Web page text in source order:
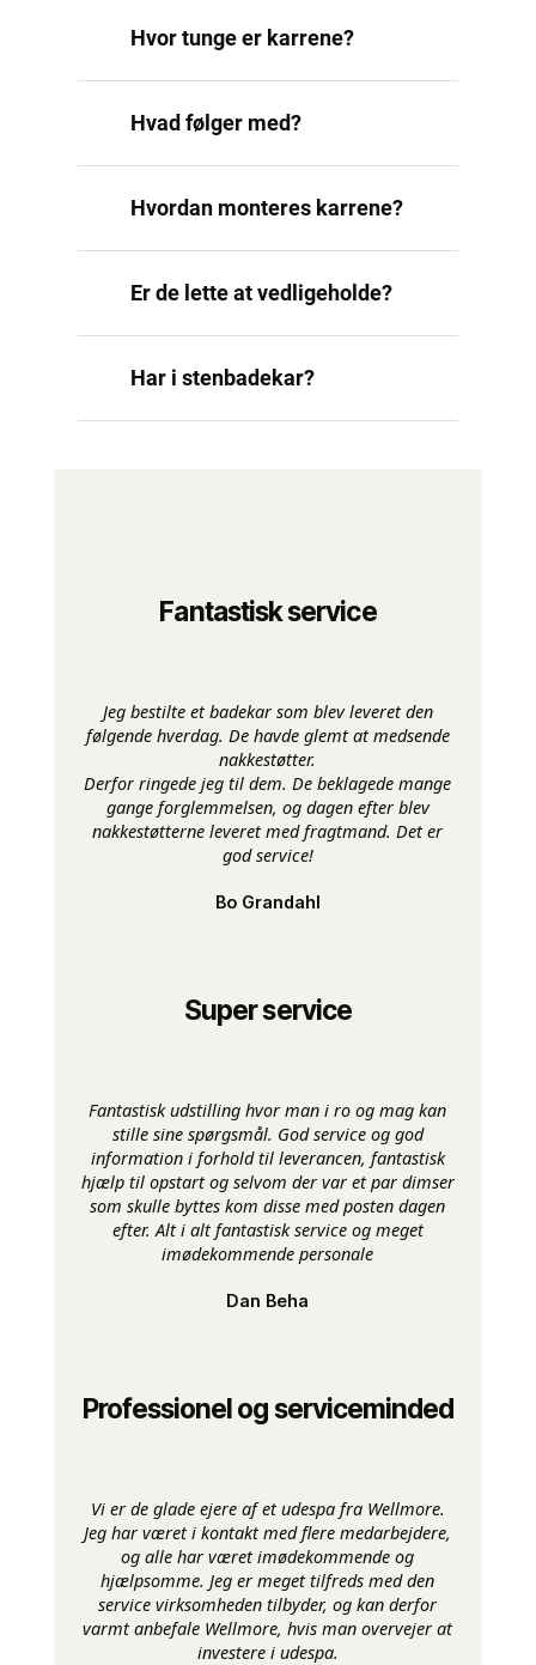
Hvor tunge er karrene?
Hvad følger med?
Hvordan monteres karrene?
Er de lette at vedligeholde?
Har i stenbadekar?
Fantastisk service
Jeg bestilte et badekar som blev leveret den
følgende hverdag. De havde glemt at medsende
nakkestøtter.
Derfor ringede jeg til dem. De beklagede mange
gange forglemmelsen, og dagen efter blev
nakkestøtterne leveret med fragtmand. Det er
god service!
Bo Grandahl
Super service
Fantastisk udstilling hvor man i ro og mag kan
stille sine spørgsmål. God service og god
information i forhold til leverancen, fantastisk
hjælp til opstart og selvom der var et par dimser
som skulle byttes kom disse med posten dagen
efter. Alt i alt fantastisk service og meget
imødekommende personale
Dan Beha
Professionel og serviceminded
Vi er de glade ejere af et udespa fra Wellmore.
Jeg har været i kontakt med flere medarbejdere,
og alle har været imødekommende og
hjælpsomme. Jeg er meget tilfreds med den
service virksomheden tilbyder, og kan derfor
varmt anbefale Wellmore, hvis man overvejer at
investere i udespa.